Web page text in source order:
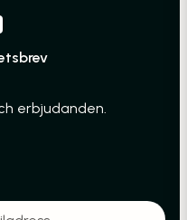
erbjudanden.